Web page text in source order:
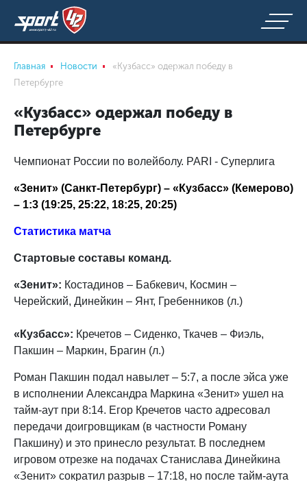
Главная Новости
«Кузбасс» одержал победу в
Петербурге
«Кузбасс» одержал победу в
Петербурге
Чемпионат России по волейболу. PARI - Суперлига
«Зенит» (Санкт-Петербург) – «Кузбасс» (Кемерово)
– 1:3 (19:25, 25:22, 18:25, 20:25)
Статистика матча
Стартовые составы команд.
«Зенит»: Костадинов – Бабкевич, Космин –
Черейский, Динейкин – Янт, Гребенников (л.)
«Кузбасс»: Кречетов – Сиденко, Ткачев – Фиэль,
Пакшин – Маркин, Брагин (л.)
Роман Пакшин подал навылет – 5:7, а после эйса уже
в исполнении Александра Маркина «Зенит» ушел на
тайм-аут при 8:14. Егор Кречетов часто адресовал
передачи доигровщикам (в частности Роману
Пакшину) и это принесло результат. В последнем
игровом отрезке на подачах Станислава Динейкина
«Зенит» сократил разрыв – 17:18, но после тайм-аута